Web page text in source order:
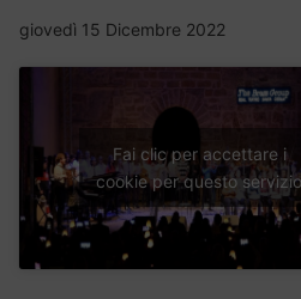
giovedì 15 Dicembre 2022
Fai clic per accettare i
cookie per questo servizio